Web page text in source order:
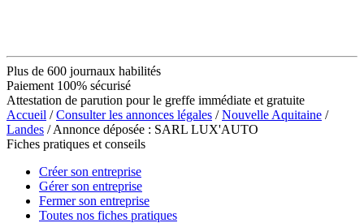
Plus de 600 journaux habilités
Paiement 100% sécurisé
Attestation de parution pour le greffe immédiate et gratuite
Accueil /Consulter les annonces légales /Nouvelle Aquitaine /
Landes / Annonce déposée : SARL LUX'AUTO
Fiches pratiques et conseils
Créer son entreprise
Gérer son entreprise
Fermer son entreprise
Toutes nos fiches pratiques